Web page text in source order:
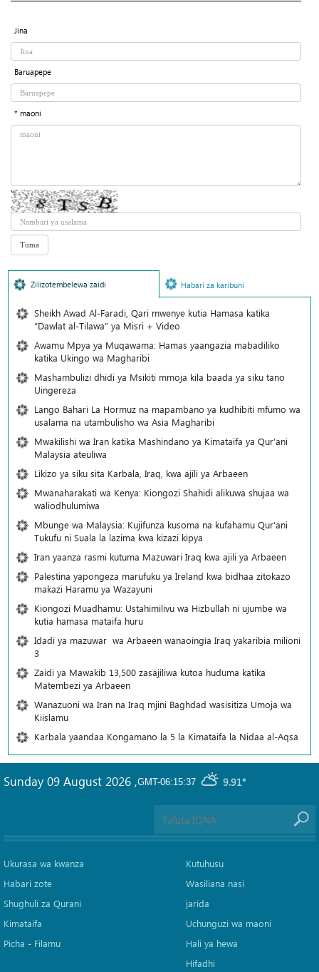
Jina
Baruapepe
* maoni
Zilizotembelewa zaidi Habari za karibuni
Sheikh Awad Al-Faradi, Qari mwenye kutia Hamasa katika
“Dawlat al-Tilawa” ya Misri + Video
Awamu Mpya ya Muqawama: Hamas yaangazia mabadiliko
katika Ukingo wa Magharibi
Mashambulizi dhidi ya Msikiti mmoja kila baada ya siku tano
Uingereza
Lango Bahari La Hormuz na mapambano ya kudhibiti mfumo wa
usalama na utambulisho wa Asia Magharibi
Mwakilishi wa Iran katika Mashindano ya Kimataifa ya Qur’ani
Malaysia ateuliwa
Likizo ya siku sita Karbala, Iraq, kwa ajili ya Arbaeen
Mwanaharakati wa Kenya: Kiongozi Shahidi alikuwa shujaa wa
waliodhulumiwa
Mbunge wa Malaysia: Kujifunza kusoma na kufahamu Qur’ani
Tukufu ni Suala la lazima kwa kizazi kipya
Iran yaanza rasmi kutuma Mazuwari Iraq kwa ajili ya Arbaeen
Palestina yapongeza marufuku ya Ireland kwa bidhaa zitokazo
makazi Haramu ya Wazayuni
Kiongozi Muadhamu: Ustahimilivu wa Hizbullah ni ujumbe wa
kutia hamasa mataifa huru
Idadi ya mazuwar wa Arbaeen wanaoingia Iraq yakaribia milioni
3
Zaidi ya Mawakib 13,500 zasajiliwa kutoa huduma katika
Matembezi ya Arbaeen
Wanazuoni wa Iran na Iraq mjini Baghdad wasisitiza Umoja wa
Kiislamu
Karbala yaandaa Kongamano la 5 la Kimataifa la Nidaa al-Aqsa
GMT-06:15:37 9.91°
Sunday 09 August 2026 ,
Ukurasa wa kwanza
Habari zote
Shughuli za Qurani
Kimataifa
Picha‎ - Filamu‎
Kutuhusu
Wasiliana nasi
jarida
Uchunguzi wa maoni
Hali ya hewa
Hifadhi